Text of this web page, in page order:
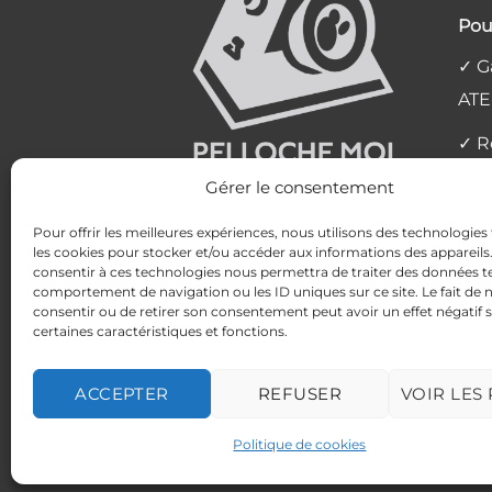
Gérer le consentement
Pour offrir les meilleures expériences, nous utilisons des technologies
les cookies pour stocker et/ou accéder aux informations des
consentir à ces technologies nous permettra de traiter des données
comportement de navigation ou les ID uniques sur ce site. Le fait de
consentir ou de retirer son consentement peut avoir un effet négatif
certaines caractéristiques et fonctions.
ACCEPTER REFUSER VOIR LES
Politique de cookies
✓
✓
✓
✓
✓
MENTIONS LÉGALES POLITIQUE DE
Ce site est